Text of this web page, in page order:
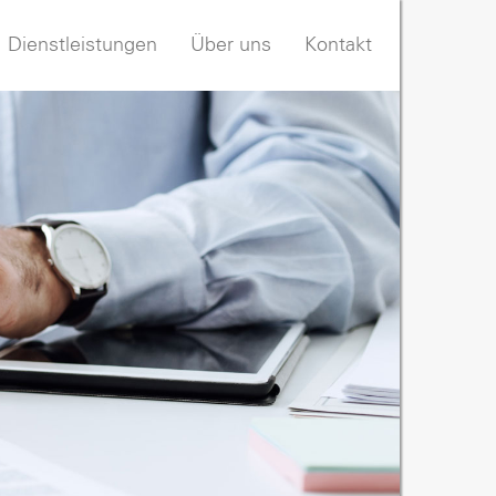
Dienstleistungen Über uns Kontakt